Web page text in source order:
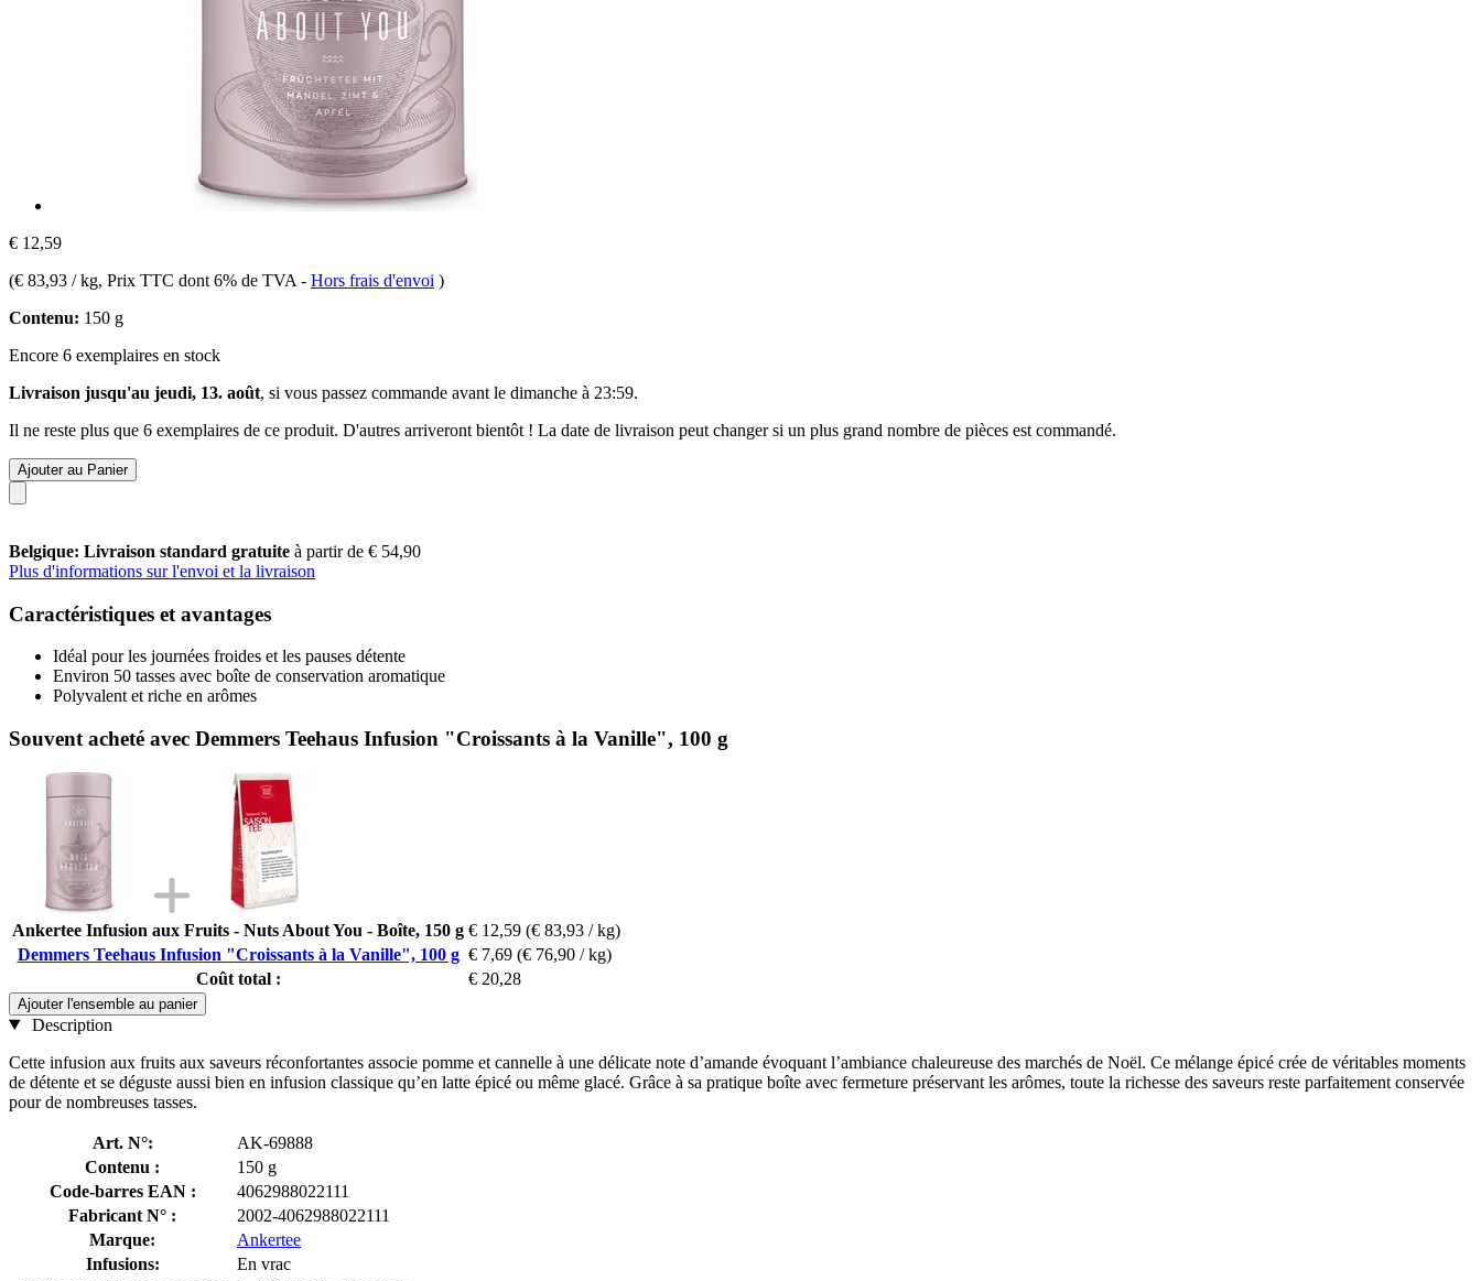
€ 12,59
(€ 83,93 / kg, Prix TTC dont 6% de TVA - Hors frais d'envoi )
Contenu: 150 g
Encore 6 exemplaires en stock
Livraison jusqu'au jeudi, 13. août, si vous passez commande avant le dimanche à 23:59.
Il ne reste plus que 6 exemplaires de ce produit. D'autres arriveront bientôt ! La date de livraison peut changer si un plus grand nombre de pièces est commandé.
Ajouter au Panier
Belgique: Livraison standard gratuite à partir de € 54,90
Plus d'informations sur l'envoi et la livraison
Caractéristiques et avantages
Idéal pour les journées froides et les pauses détente
Environ 50 tasses avec boîte de conservation aromatique
Polyvalent et riche en arômes
Souvent acheté avec Demmers Teehaus Infusion "Croissants à la Vanille", 100 g
Ankertee Infusion aux Fruits - Nuts About You - Boîte, 150 g € 12,59 (€ 83,93 / kg)
Demmers Teehaus Infusion "Croissants à la Vanille", 100 g € 7,69 (€ 76,90 / kg)
Coût total :
€ 20,28
Ajouter l'ensemble au panier
Description
Cette infusion aux fruits aux saveurs réconfortantes associe pomme et cannelle à une délicate note d’amande évoquant l’ambiance chaleureuse des marchés de Noël. Ce mélange épicé crée de véritables moments
de détente et se déguste aussi bien en infusion classique qu’en latte épicé ou même glacé. Grâce à sa pratique boîte avec fermeture préservant les arômes, toute la richesse des saveurs reste parfaitement conservée
pour de nombreuses tasses.
Art. N°:
AK-69888
Contenu :
150 g
Code-barres EAN :
4062988022111
Fabricant N° :
2002-4062988022111
Marque:
Ankertee
Infusions:
En vrac